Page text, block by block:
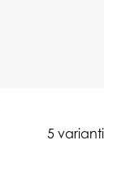
5 varianti